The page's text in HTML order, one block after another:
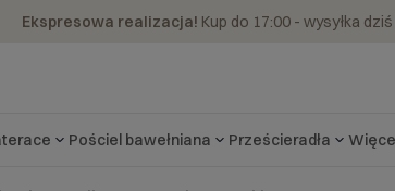
Ekspresowa realizacja! Kup do 17:00 - wysyłka dziś
Pościel bawełniana Prześcieradła